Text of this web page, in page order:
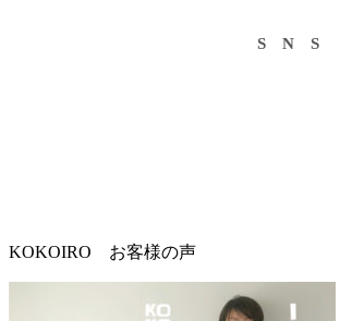
S N S
KOKOIRO お客様の声